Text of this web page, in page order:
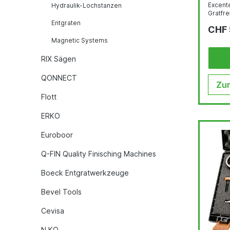
Hydraulik-Lochstanzen
Entgraten
Magnetic Systems
RIX Sägen
QONNECT
Flott
ERKO
Euroboor
Q-FIN Quality Finisching Machines
Boeck Entgratwerkzeuge
Bevel Tools
Cevisa
der
(EN-